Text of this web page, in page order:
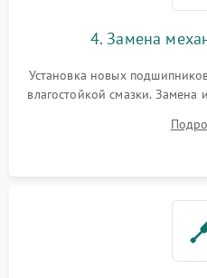
4. Замена
Установка новых
влагостойкой смазки.
или поврежденной